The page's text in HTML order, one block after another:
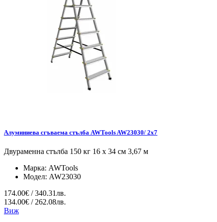
Алуминиева сгъваема стълба AWTools AW23030/ 2x7
Двураменна стълба 150 кг 16 x 34 см 3,67 м
Марка: AWTools
Модел: AW23030
174.00€ / 340.31лв.
134.00€ / 262.08лв.
Виж